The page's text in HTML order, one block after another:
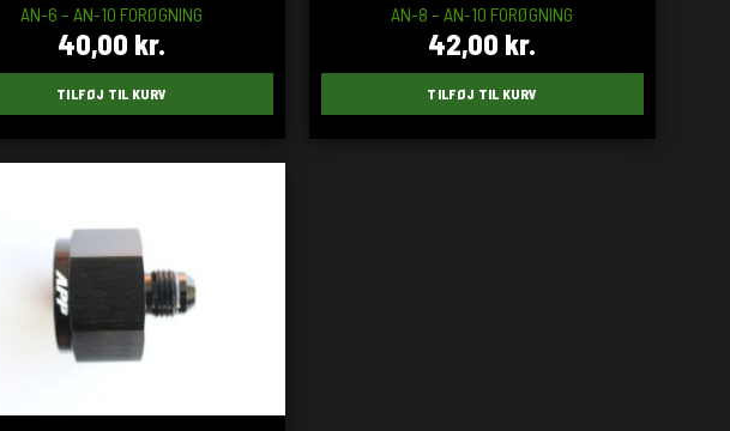
AN-6 – AN-10 FORØGNING
40,00 kr.
TILFØJ TIL KURV
AN-8 – AN-10 FORØGNING
42,00 kr.
TILFØJ TIL KURV